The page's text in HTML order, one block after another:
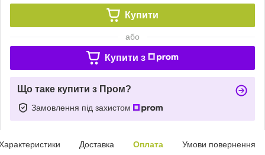
Купити
або
Купити з
Що таке купити з Пром?
Замовлення під захистом
Доставка Оплата Умови повернення